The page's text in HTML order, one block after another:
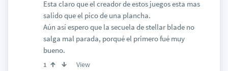
Esta claro que el creador de estos juegos esta mas
salido que el pico de una plancha.
Aún así espero que la secuela de stellar blade no
salga mal parada, porqué el primero fué muy
bueno.
1 View